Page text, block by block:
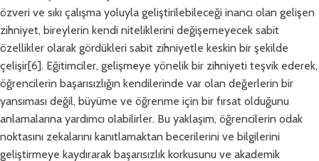
özveri ve sıkı çalışma yoluyla geliştirilebileceği inancı olan gelişen
zihniyet, bireylerin kendi niteliklerini değişemeyecek sabit
özellikler olarak gördükleri sabit zihniyetle keskin bir şekilde
çelişir[6]. Eğitimciler, gelişmeye yönelik bir zihniyeti teşvik ederek,
öğrencilerin başarısızlığın kendilerinde var olan değerlerin bir
yansıması değil, büyüme ve öğrenme için bir fırsat olduğunu
anlamalarına yardımcı olabilirler. Bu yaklaşım, öğrencilerin odak
noktasını zekalarını kanıtlamaktan becerilerini ve bilgilerini
geliştirmeye kaydırarak başarısızlık korkusunu ve akademik